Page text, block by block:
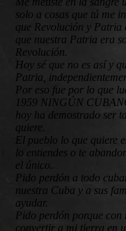
solo a cosas que tú me
que Revolución y Patria
que nuestra Patria era
Revolución.
Hoy sé que no es así y
Patria,
Por eso fue por lo que
1959 NINGÚN
hoy ha demostrado ser
quiere.
El pueblo lo que quiere
lo entiendes o te
el único.
Pido perdón a todo
nuestra Cuba y a sus
ayudar.
Pido perdón porque
convertir a mi tierra en